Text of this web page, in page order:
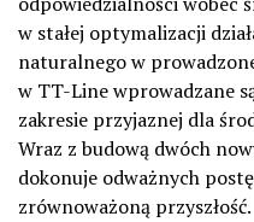
w stałej optymalizacji
naturalnego w
w TT-Line wprowadzane
zakresie przyjaznej dla
Wraz z budową dwóch
dokonuje odważnych
zrównoważoną przyszłość.